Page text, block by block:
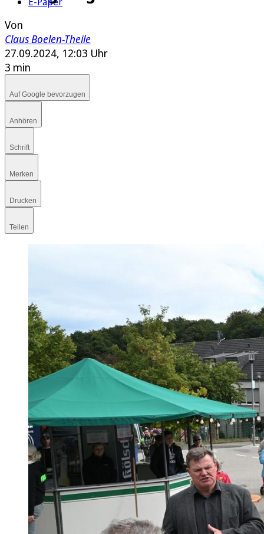
Von
Claus Boelen-Theile
27.09.2024, 12:03 Uhr
3 min
Auf Google bevorzugen
Anhören
Schrift
Merken
Drucken
Teilen